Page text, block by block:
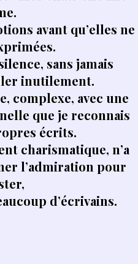
avant qu’elles ne
sans jamais
inutilement.
complexe, avec une
que je reconnais
écrits.
charismatique, n’a
l’admiration pour
d’écrivains.